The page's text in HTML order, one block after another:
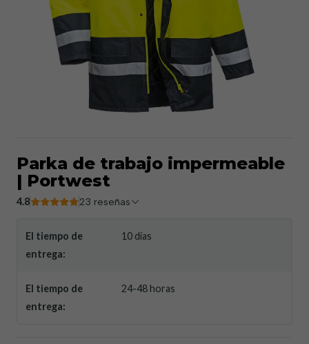
Parka de trabajo impermeable
| Portwest
4.8 23 reseñas
El tiempo de
entrega:
10 días
El tiempo de
entrega:
24-48 horas